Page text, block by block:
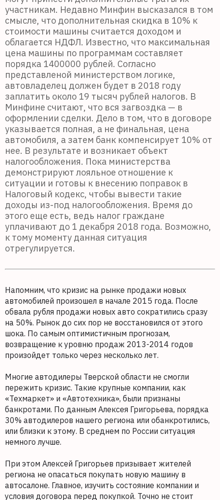
участникам. Недавно Минфин высказался в том
смысле, что дополнительная скидка в 10% к
стоимости машины считается доходом и
облагается НДФЛ. Известно, что максимальная
цена машины по программам составляет
порядка 1400000 рублей. Согласно
представленой министерством логике,
автовладелец должен будет в 2018 году
заплатить около 19 тысяч рублей налогов. В
Минфине считают, что вся загвоздка — в
оформлении сделки. Дело в том, что в договоре
указывается полная, а не финальная, цена
автомобиля, а затем банк компенсирует 10% от
нее. В результате и возникает объект
налогообложения. Пока министерства
демонстрируют лояльное отношение к
ситуации и готовы к внесению поправок в
Налоговый кодекс, чтобы вывести такие
доходы из-под налогообложения. Время до
этого еще есть, ведь налог граждане
уплачивают до 1 декабря 2018 года. Возможно,
к тому моменту данная ситуация
отрегулируется.
Напомним, что кризис на рынке продажи новых
автомобилей произошел в начале 2015 года. После
обвала рубля продажи новых авто сократились сразу
на 50%. Рынок до сих пор не восстановился от этого
шока. По самым оптимистичным прогнозам,
возвращение к уровню продаж 2013-2014 годов
произойдет только через несколько лет.
Многие автодилеры Тверской области не смогли
пережить кризис. Такие крупные компании, как
«Техмаркет» и «Автотехника», были признаны
банкротами. По данным Алексея Григорьева, порядка
30% автодилеров нашего региона или обанкротились,
или близки к этому. В среднем по России ситуация
немного лучше.
При этом Алексей Григорьев призывает жителей
региона не опасаться покупать новую машину в
автосалоне. Главное, изучить состояние компании и
условия договора перед покупкой. Точно не стоит